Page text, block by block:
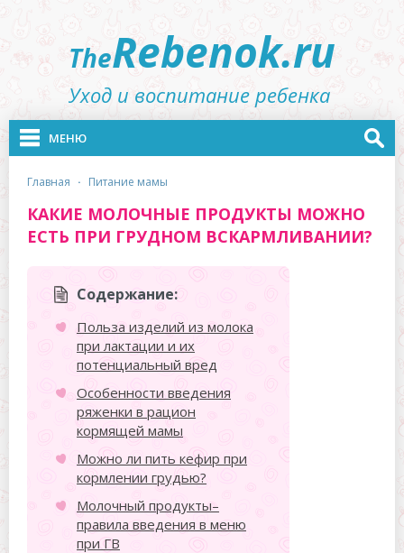
TheRebenok.ru
Уход и воспитание ребенка
МЕНЮ
главная · питание мамы
КАКИЕ МОЛОЧНЫЕ ПРОДУКТЫ МОЖНО
ЕСТЬ ПРИ ГРУДНОМ ВСКАРМЛИВАНИИ?
Содержание:
Польза изделий из молока
при лактации и их
потенциальный вред
Особенности введения
ряженки в рацион
кормящей мамы
Можно ли пить кефир при
кормлении грудью?
Молочный продукты–
правила введения в меню
при ГВ